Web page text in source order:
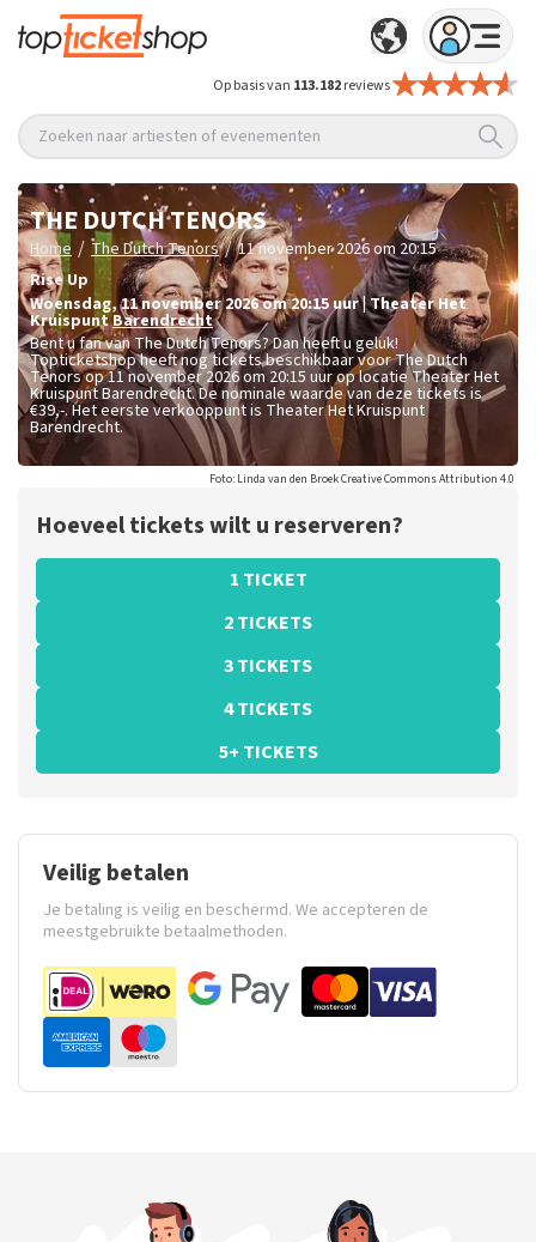
Op basis van 113.182reviews
Zoeken naar artiesten of evenementen
THE DUTCH TENORS
Home / The Dutch Tenors / 11 november 2026 om 20:15
Rise Up
woensdag,11 november 2026 om 20:15uur|Theater Het
KruispuntBarendrecht
Bent u fan van The Dutch Tenors? Dan heeft u geluk!
Topticketshop heeft nog tickets beschikbaar voor The Dutch
Tenors op 11 november 2026 om 20:15 uur op locatie Theater Het
Kruispunt Barendrecht. De nominale waarde van deze tickets is
€39,-. Het eerste verkooppunt is Theater Het Kruispunt
Barendrecht.
Foto: Linda van den Broek Creative Commons Attribution 4.0
Hoeveel tickets wilt u reserveren?
1 TICKET
2 TICKETS
3 TICKETS
4 TICKETS
5+ TICKETS
Veilig betalen
Je betaling is veilig en beschermd. We accepteren de
meestgebruikte betaalmethoden.